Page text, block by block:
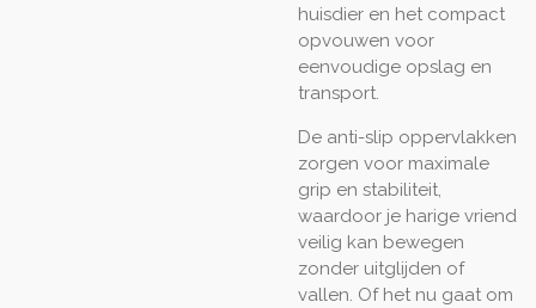
huisdier en het compact
opvouwen voor
eenvoudige opslag en
transport.
De anti-slip oppervlakken
zorgen voor maximale
grip en stabiliteit,
waardoor je harige vriend
veilig kan bewegen
zonder uitglijden of
vallen. Of het nu gaat om